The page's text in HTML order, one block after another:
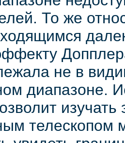
То же
не в
диапазоне.
изучать
телескопом